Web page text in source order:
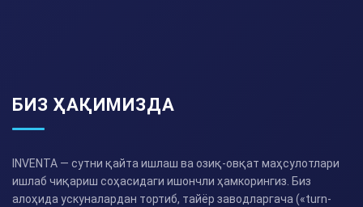
БИЗ ҲАҚИМИЗДА
INVENTA — сутни қайта ишлаш ва озиқ-овқат маҳсулотлари
ишлаб чиқариш соҳасидаги ишончли ҳамкорингиз. Биз
алоҳида ускуналардан тортиб, тайёр заводларгача («turn-